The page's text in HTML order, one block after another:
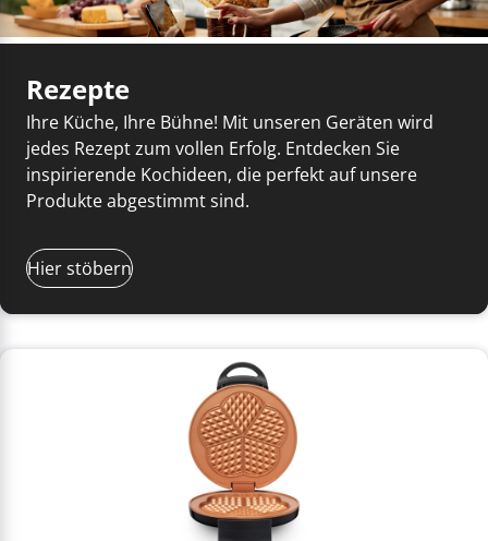
Rezepte
Ihre Küche, Ihre Bühne! Mit unseren Geräten wird
jedes Rezept zum vollen Erfolg. Entdecken Sie
inspirierende Kochideen, die perfekt auf unsere
Produkte abgestimmt sind.
Hier stöbern